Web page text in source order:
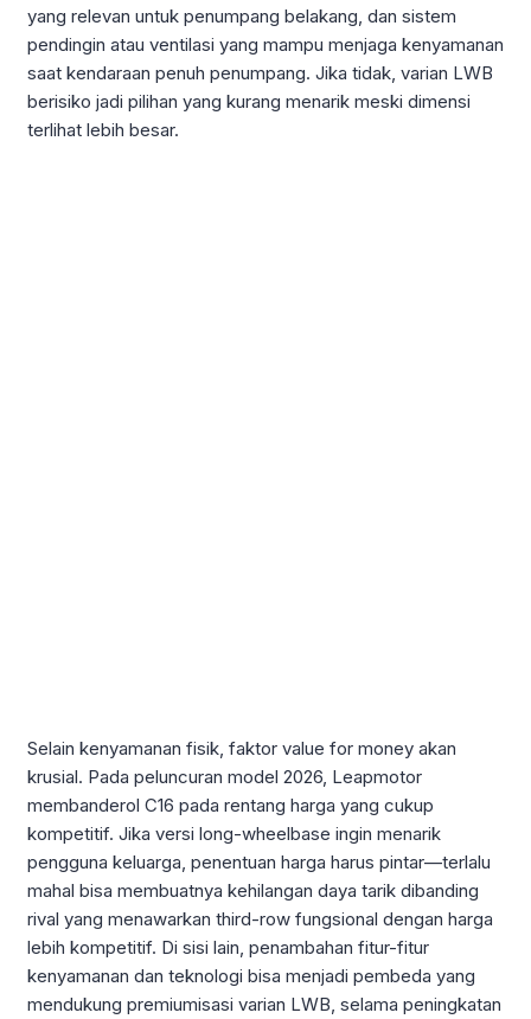
yang relevan untuk penumpang belakang, dan sistem
pendingin atau ventilasi yang mampu menjaga kenyamanan
saat kendaraan penuh penumpang. Jika tidak, varian LWB
berisiko jadi pilihan yang kurang menarik meski dimensi
terlihat lebih besar.
Selain kenyamanan fisik, faktor value for money akan
krusial. Pada peluncuran model 2026, Leapmotor
membanderol C16 pada rentang harga yang cukup
kompetitif. Jika versi long-wheelbase ingin menarik
pengguna keluarga, penentuan harga harus pintar—terlalu
mahal bisa membuatnya kehilangan daya tarik dibanding
rival yang menawarkan third-row fungsional dengan harga
lebih kompetitif. Di sisi lain, penambahan fitur-fitur
kenyamanan dan teknologi bisa menjadi pembeda yang
mendukung premiumisasi varian LWB, selama peningkatan